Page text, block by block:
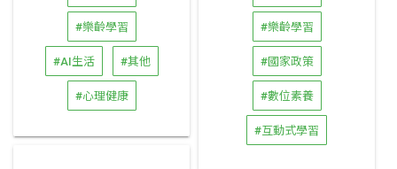
#樂齡學習
#AI生活 #其他
#心理健康
#樂齡學習
#國家政策
#數位素養
#互動式學習